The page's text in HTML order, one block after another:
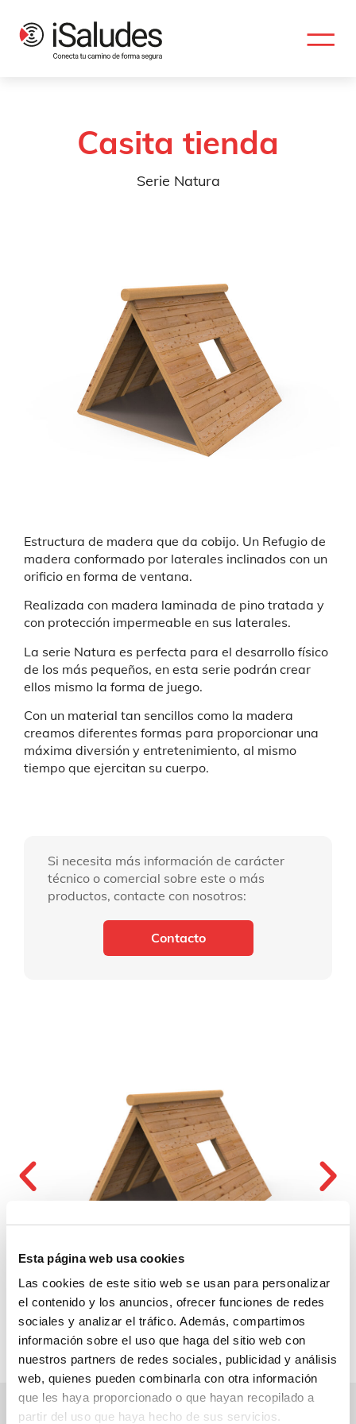
Esta página web usa cookies
Las cookies de este sitio web se usan para personalizar
el contenido y los anuncios, ofrecer funciones de redes
sociales y analizar el tráfico. Además, compartimos
información sobre el uso que haga del sitio web con
nuestros partners de redes sociales, publicidad y análisis
web, quienes pueden combinarla con otra información
que les haya proporcionado o que hayan recopilado a
partir del uso que haya hecho de sus servicios.
Casita tienda
Serie Natura
Estructura de madera que da cobijo. Un Refugio de
madera conformado por laterales inclinados con un
orificio en forma de ventana.
Realizada con madera laminada de pino tratada y
con protección impermeable en sus laterales.
La serie Natura es perfecta para el desarrollo físico
de los más pequeños, en esta serie podrán crear
ellos mismo la forma de juego.
Con un material tan sencillos como la madera
creamos diferentes formas para proporcionar una
máxima diversión y entretenimiento, al mismo
tiempo que ejercitan su cuerpo.
Si necesita más información de carácter
técnico o comercial sobre este o más
productos, contacte con nosotros:
Contacto